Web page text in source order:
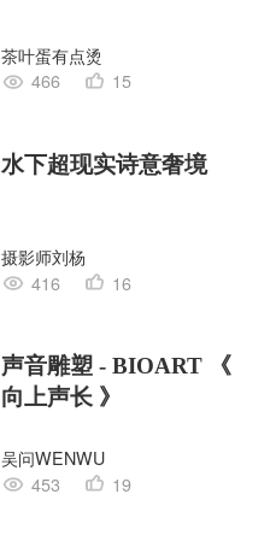
茶叶蛋有点烫
466
15
水下超现实诗意奢境
摄影师刘杨
416
16
声音雕塑 - BIOART 《
向上声长 》
吴问WENWU
453
19